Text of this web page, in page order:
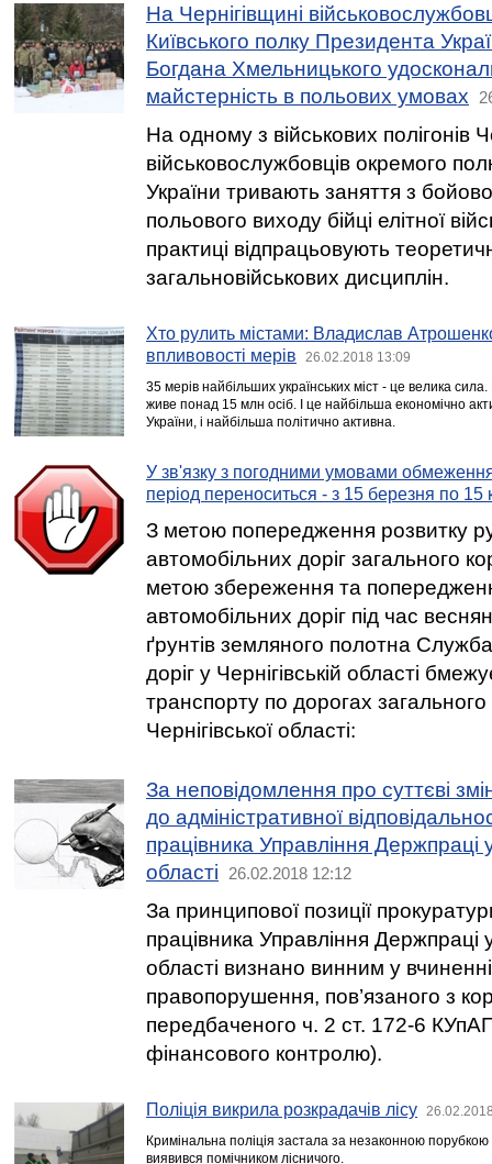
На Чернігівщині
Київського полку Президента
Богдана Хмельницького
майстерність в польових умовах
На одному з військових полігонів
військовослужбовців окремого
України тривають заняття з
польового виходу бійці елітної
практиці відпрацьовують
загальновійськових дисциплін.
Хто рулить містами: Владислав
впливовості мерів
26.02.2018 13:09
35 мерів найбільших українських міст - це велика
живе понад 15 млн осіб. І це найбільша економічно
України, і найбільша політично активна.
У зв'язку з погодними умовами
період переноситься - з 15 березня по 15
З метою попередження розвитку
автомобільних доріг загального
метою збереження та
автомобільних доріг під час
ґрунтів земляного полотна
доріг у Чернігівській області
транспорту по дорогах
Чернігівської області:
За неповідомлення про суттєві
до адміністративної
працівника Управління Держпраці у
області
26.02.2018 12:12
За принципової позиції
працівника Управління Держпраці у
області визнано винним у
правопорушення, пов’язаного з
передбаченого ч. 2 ст. 172-6
фінансового контролю).
Поліція викрила розкрадачів лісу
Кримінальна поліція застала за незаконною порубкою
виявився помічником лісничого.